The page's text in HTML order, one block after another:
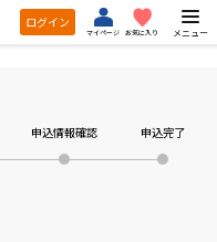
ログイン
マイページ お気に入り メニュー
申込情報確認 申込完了